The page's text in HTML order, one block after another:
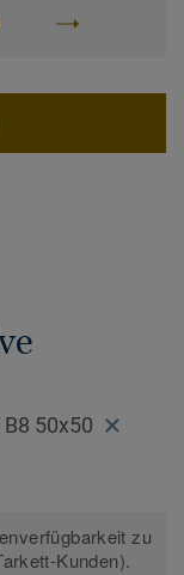
50x50
zu
Kunden).